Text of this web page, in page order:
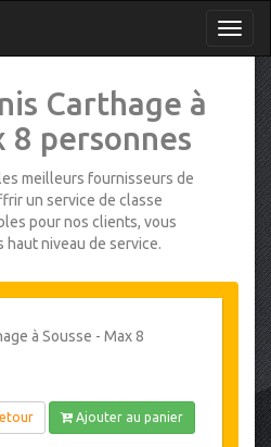
Carthage à
8 personnes
meilleurs fournisseurs de
un service de classe
pour nos clients, vous
niveau de service.
à Sousse - Max 8
Ajouter au panier